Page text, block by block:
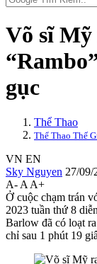
Võ sĩ
gục
Thể Thao
Thể Thao Thế
VN EN
Sky Nguyen 27/09/
A- A A+
Ở cuộc chạm trán
2023 tuần thứ 8
Barlow đã có loạt
chỉ sau 1 phút 19